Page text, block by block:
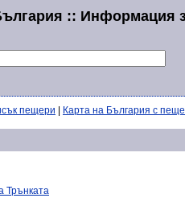
:: Информация
пещери Карта на България с
Трънката